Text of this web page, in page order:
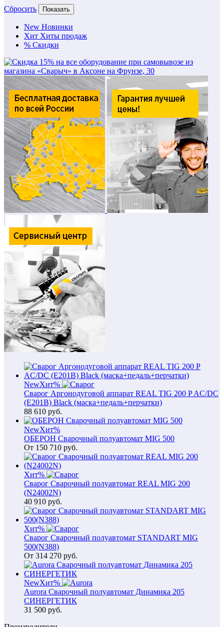
Сбросить
Показать
New Новинки
Хит Хиты продаж
% Скидки
NewХит%
Сварог Аргонодуговой аппарат REAL TIG 200 P AC/DC
(E201B) Black (маска+педаль+перчатки)
88 610 руб.
NewХит%
ОБЕРОН Сварочный полуавтомат MIG 500
От 150 710 руб.
Хит%
Сварог Сварочный полуавтомат REAL MIG 200
(N24002N)
40 910 руб.
Хит%
Сварог Сварочный полуавтомат STANDART MIG
500(N388)
От 314 270 руб.
NewХит%
Aurora Сварочный полуавтомат Динамика 205
СИНЕРГЕТИК
31 500 руб.